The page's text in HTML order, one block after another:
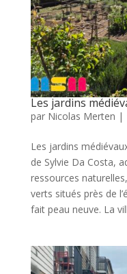
Les jardins
par Nicolas Merten |
Les jardins
de Sylvie Da Costa,
ressources
verts situés près de
fait peau neuve. La